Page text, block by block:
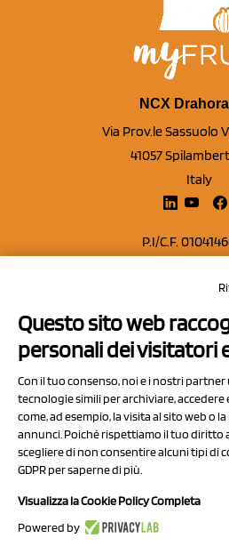
NCX
Via Prov.le Sassuolo
41057
Italy
P.I/C.F.
Capitale sociale Euro
Contatti
Privacy
Cookie
Chi Siamo
Questo sito web
personali dei visitatori
Con il tuo consenso, noi e i nostri
tecnologie simili per archiviare,
come, ad esempio, la visita al sito web o
annunci. Poiché rispettiamo il tuo diritto
scegliere di non consentire alcuni tipi di
GDPR per saperne di più.
Visualizza la Cookie Policy Completa
Powered by